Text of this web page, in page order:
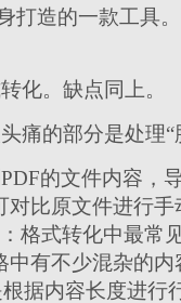
打造的一款工具
化。缺点同上。
痛的部分是处理“
的文件内容，
比原文件进行
格式转化中最常
有不少混杂的
据内容长度进